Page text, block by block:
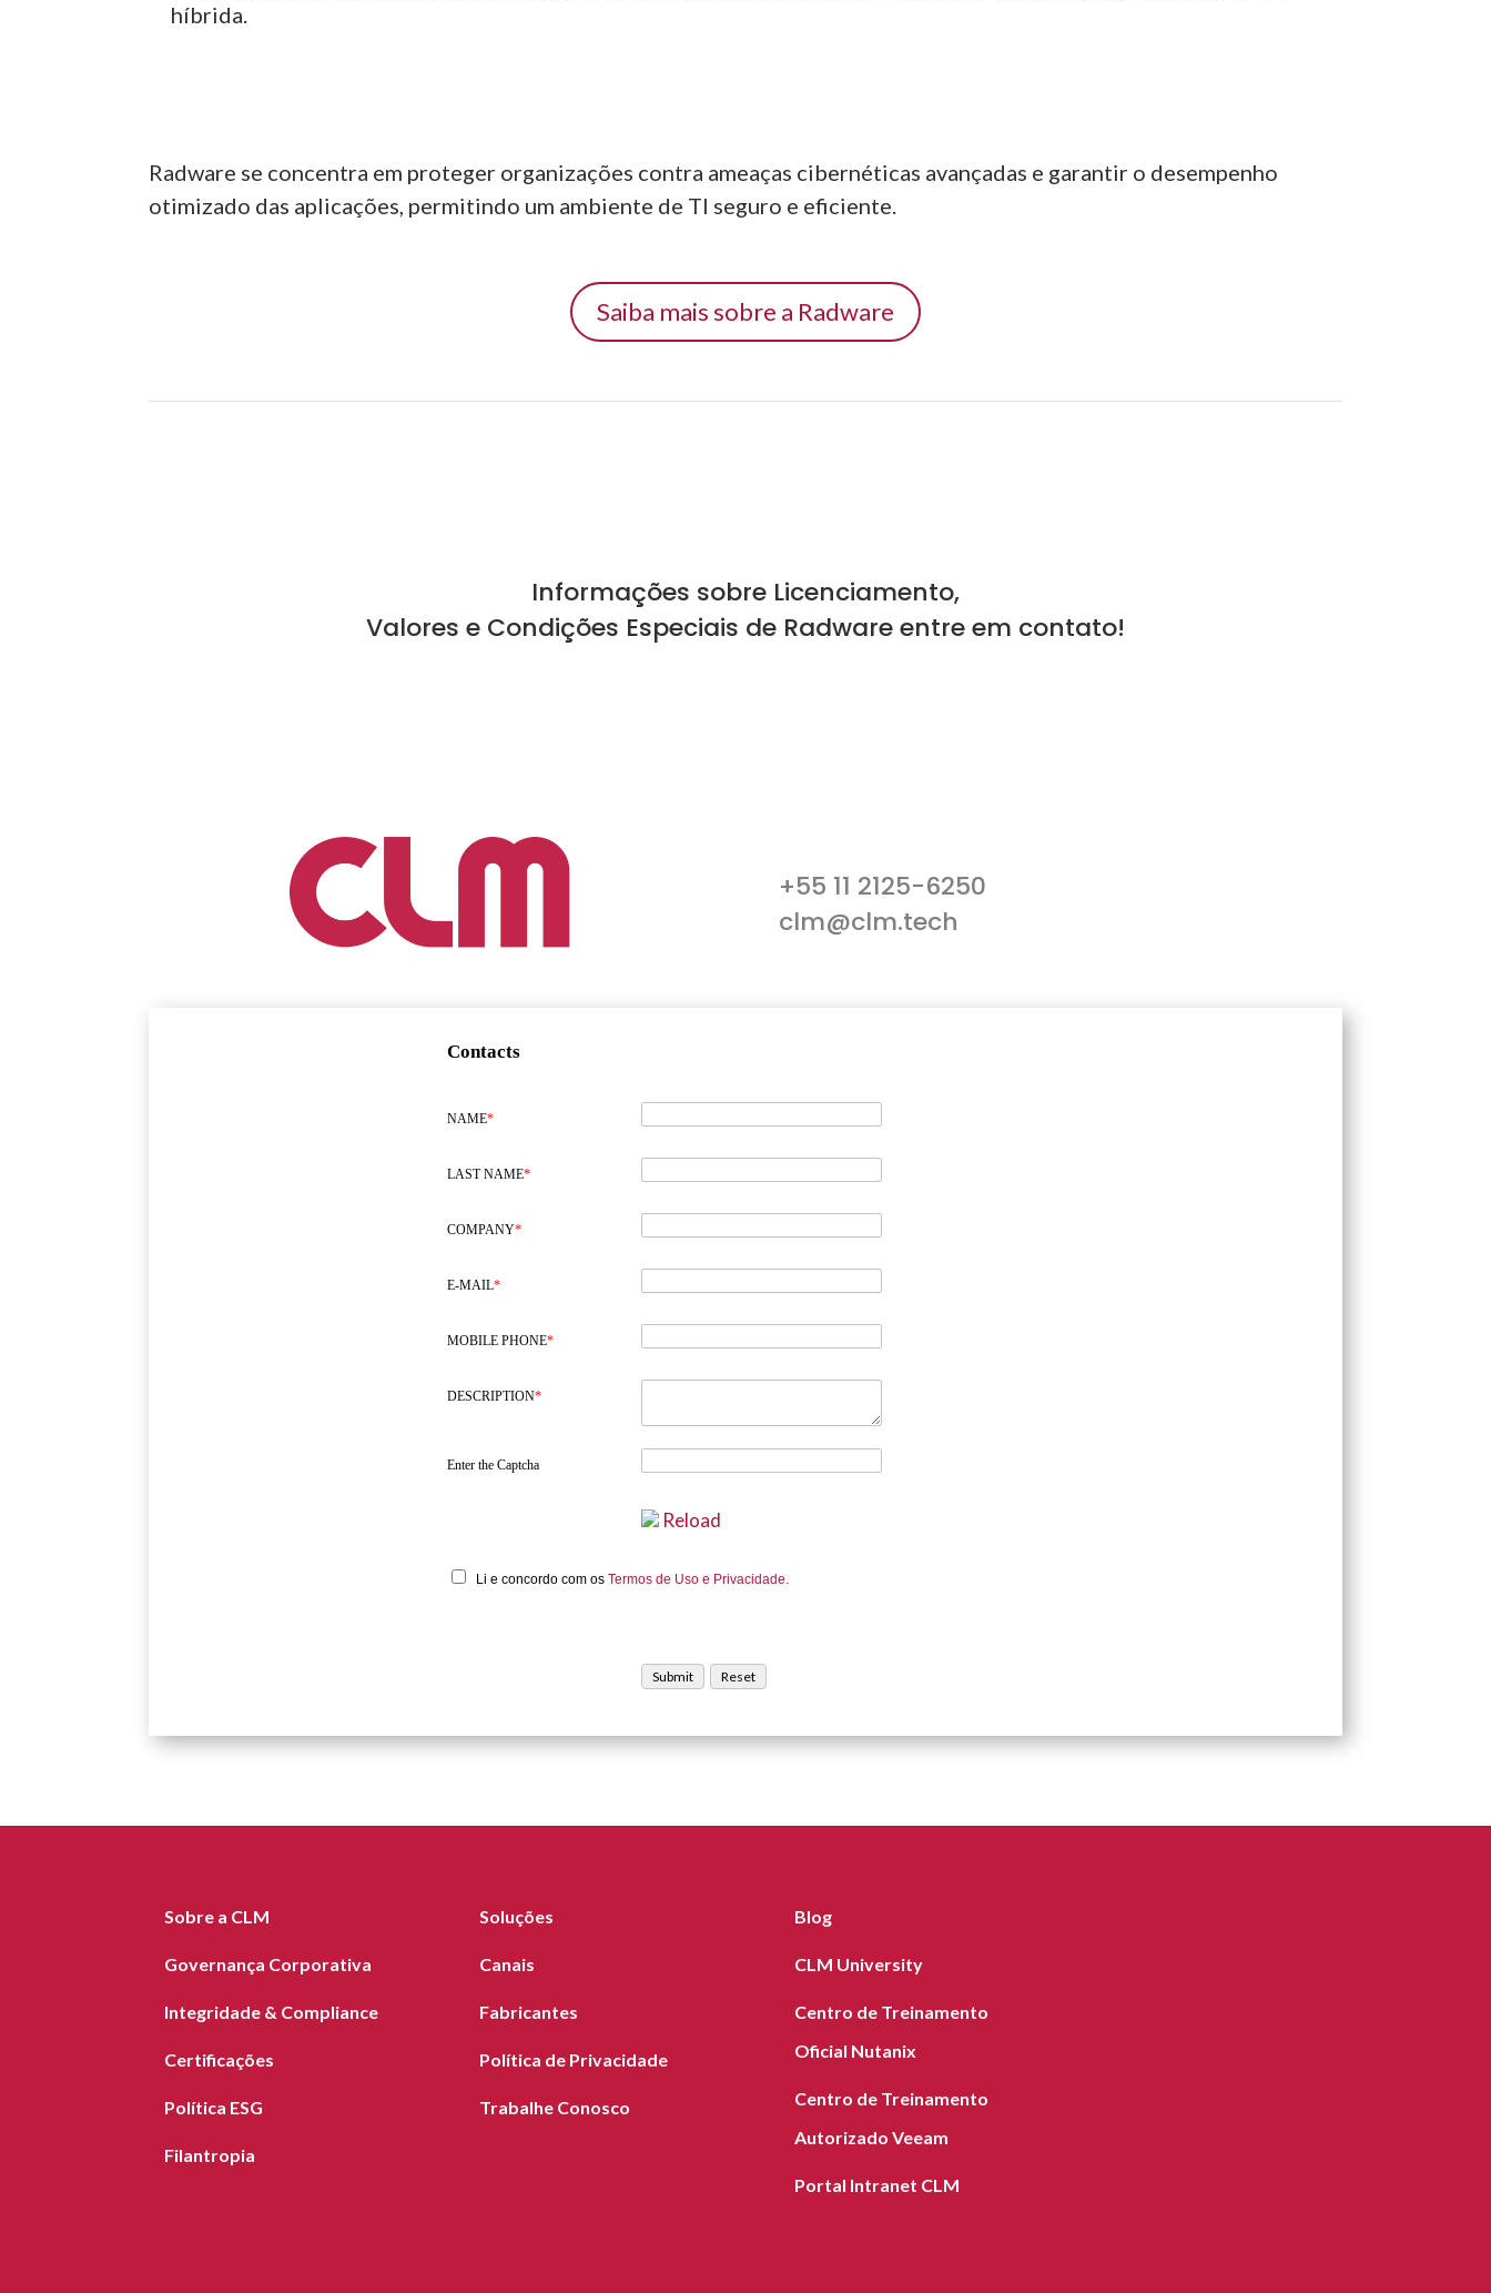
híbrida.
Radware se concentra em proteger organizações contra ameaças cibernéticas avançadas e garantir o desempenho
otimizado das aplicações, permitindo um ambiente de TI seguro e eficiente.
Saiba mais sobre a Radware
Informações sobre Licenciamento,
Valores e Condições Especiais de Radware entre em contato!
+55 11 2125-6250
clm@clm.tech
Contacts
NAME*
LAST NAME*
COMPANY*
E-MAIL*
MOBILE PHONE*
DESCRIPTION*
Enter the Captcha
Reload
Li e concordo com os Termos de Uso e Privacidade.
Sobre a CLM
Governança Corporativa
Integridade & Compliance
Certificações
Política ESG
Filantropia
Soluções
Canais
Fabricantes
Política de Privacidade
Trabalhe Conosco
Blog
CLM University
Centro de Treinamento
Oficial Nutanix
Centro de Treinamento
Autorizado Veeam
Portal Intranet CLM